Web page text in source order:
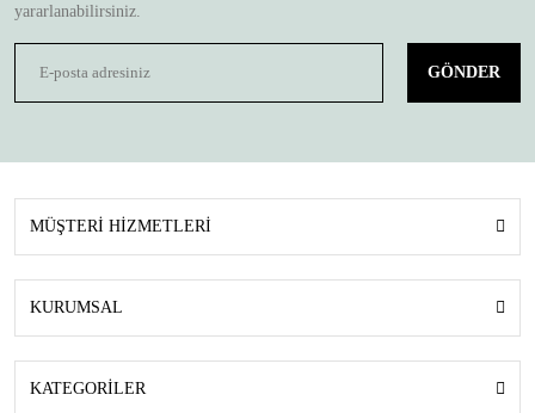
yararlanabilirsiniz.
GÖNDER
MÜŞTERİ HİZMETLERİ
KURUMSAL
KATEGORİLER